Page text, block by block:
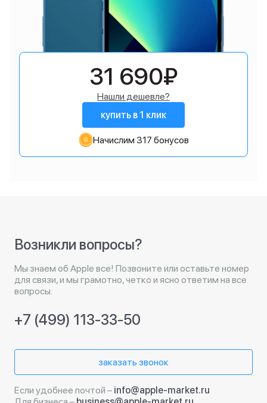
31 690₽
Нашли дешевле?
купить в 1 клик
Начислим 317 бонусов
Возникли вопросы?
Мы знаем об Apple все! Позвоните или оставьте номер
для связи, и мы грамотно, четко и ясно ответим на все
вопросы.
+7 (499) 113-33-50
заказать звонок
Если удобнее почтой – info@apple-market.ru